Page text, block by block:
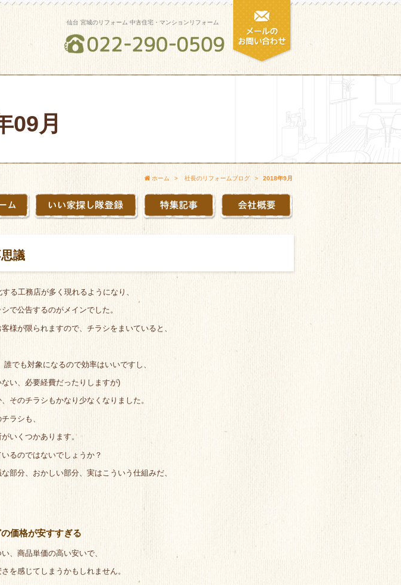
仙台 宮城のリフォーム 中古住宅・マンションリフォーム
ホーム 社長のリフォームブログ 2018年9月
09月
議
る工務店が多く現れるようになり、
で公告するのがメインでした。
様が限られますので、チラシをまいていると、
でも対象になるので効率はいいですし、
い、必要経費だったりしますが)
そのチラシもかなり少なくなりました。
ラシも、
いくつかあります。
るのではないでしょうか？
部分、おかしい部分、実はこういう仕組みだ、
価格が安すすぎる
、商品単価の高い安いで、
を感じてしまうかもしれません。